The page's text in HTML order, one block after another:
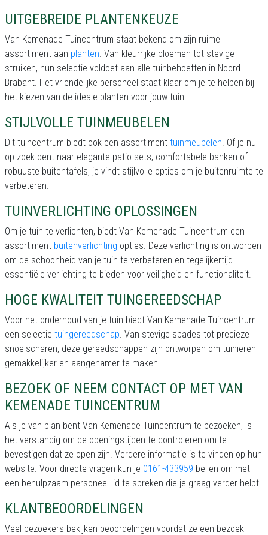
UITGEBREIDE PLANTENKEUZE
Van Kemenade Tuincentrum staat bekend om zijn ruime
assortiment aan planten. Van kleurrijke bloemen tot stevige
struiken, hun selectie voldoet aan alle tuinbehoeften in Noord
Brabant. Het vriendelijke personeel staat klaar om je te helpen bij
het kiezen van de ideale planten voor jouw tuin.
STIJLVOLLE TUINMEUBELEN
Dit tuincentrum biedt ook een assortiment tuinmeubelen. Of je nu
op zoek bent naar elegante patio sets, comfortabele banken of
robuuste buitentafels, je vindt stijlvolle opties om je buitenruimte te
verbeteren.
TUINVERLICHTING OPLOSSINGEN
Om je tuin te verlichten, biedt Van Kemenade Tuincentrum een
assortiment buitenverlichting opties. Deze verlichting is ontworpen
om de schoonheid van je tuin te verbeteren en tegelijkertijd
essentiële verlichting te bieden voor veiligheid en functionaliteit.
HOGE KWALITEIT TUINGEREEDSCHAP
Voor het onderhoud van je tuin biedt Van Kemenade Tuincentrum
een selectie tuingereedschap. Van stevige spades tot precieze
snoeischaren, deze gereedschappen zijn ontworpen om tuinieren
gemakkelijker en aangenamer te maken.
BEZOEK OF NEEM CONTACT OP MET VAN
KEMENADE TUINCENTRUM
Als je van plan bent Van Kemenade Tuincentrum te bezoeken, is
het verstandig om de openingstijden te controleren om te
bevestigen dat ze open zijn. Verdere informatie is te vinden op hun
website. Voor directe vragen kun je 0161-433959 bellen om met
een behulpzaam personeel lid te spreken die je graag verder helpt.
KLANTBEOORDELINGEN
Veel bezoekers bekijken beoordelingen voordat ze een bezoek